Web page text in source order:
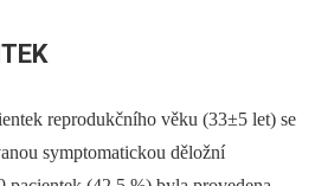
reprodukčního věku (33±5 let) se
symptomatickou děložní